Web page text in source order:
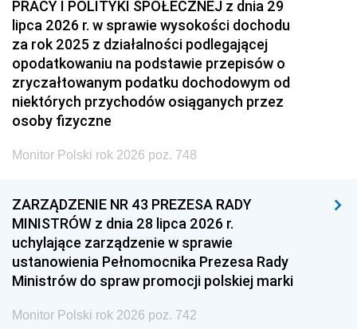
PRACY I POLITYKI SPOŁECZNEJ z dnia 29
lipca 2026 r. w sprawie wysokości dochodu
za rok 2025 z działalności podlegającej
opodatkowaniu na podstawie przepisów o
zryczałtowanym podatku dochodowym od
niektórych przychodów osiąganych przez
osoby fizyczne
Monitor Polski rok 2026 poz. 748
ZARZĄDZENIE NR 43 PREZESA RADY
MINISTRÓW z dnia 28 lipca 2026 r.
uchylające zarządzenie w sprawie
ustanowienia Pełnomocnika Prezesa Rady
Ministrów do spraw promocji polskiej marki
Monitor Polski rok 2026 poz. 742